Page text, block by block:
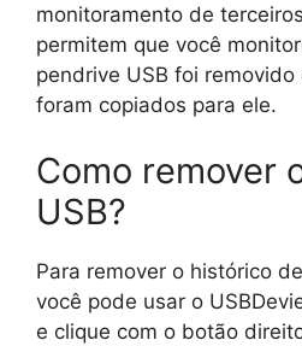
monitoramento de
permitem que você
pendrive USB foi
foram copiados para ele.
Como remover
USB?
Para remover o histórico
você pode usar o
e clique com o botão